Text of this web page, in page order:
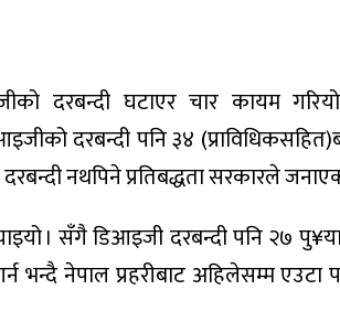
दरबन्दी घटाएर चार कायम गरियो
दरबन्दी पनि ३४
नथपिने प्रतिबद्धता सरकारले
। सँगै डिआइजी दरबन्दी पनि २७
भन्दै नेपाल प्रहरीबाट अहिलेसम्म एउटा